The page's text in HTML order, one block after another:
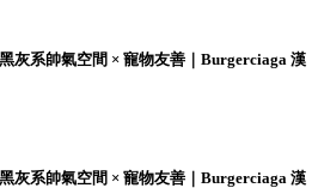
灰系帥氣空間 × 寵物友善｜Burgerciaga 漢
灰系帥氣空間 × 寵物友善｜Burgerciaga 漢